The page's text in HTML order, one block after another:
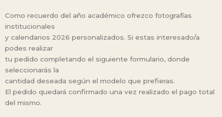
Como recuerdo del año académico ofrezco fotografías
institucionales
y calendarios 2026 personalizados. Si estas interesado/a
podes realizar
tu pedido completando el siguiente formulario, donde
seleccionarás la
cantidad deseada según el modelo que prefieras.
El pedido quedará confirmado una vez realizado el pago total
del mismo.